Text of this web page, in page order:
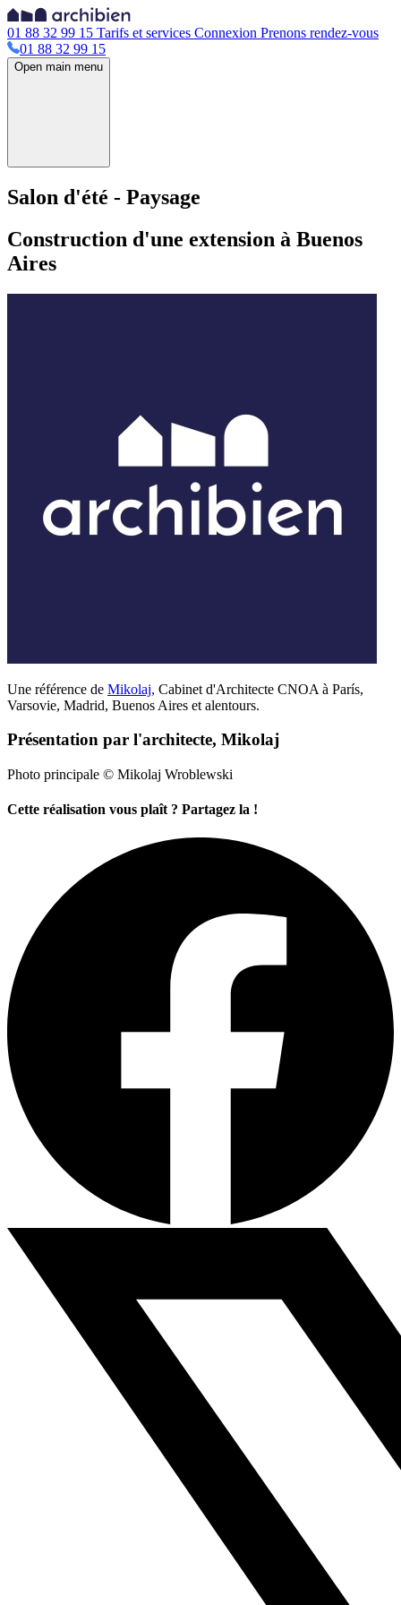
01 88 32 99 15 Tarifs et services Connexion Prenons rendez-vous
01 88 32 99 15
Open main menu
Salon d'été - Paysage
Construction d'une extension à Buenos
Aires
Une référence de Mikolaj, Cabinet d'Architecte CNOA à París,
Varsovie, Madrid, Buenos Aires et alentours.
Présentation par l'architecte, Mikolaj
Photo principale © Mikolaj Wroblewski
Cette réalisation vous plaît ? Partagez la !